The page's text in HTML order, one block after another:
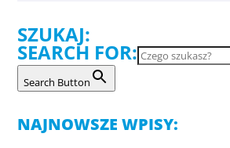
SZUKAJ:
SEARCH FOR:
Search Button
NAJNOWSZE WPISY: